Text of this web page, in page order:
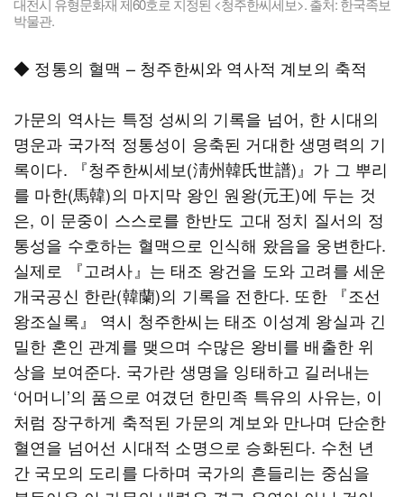
대전시 유형문화재 제60호로 지정된 <청주한씨세보>. 출처: 한국족보
박물관.
◆ 정통의 혈맥 – 청주한씨와 역사적 계보의 축적
가문의 역사는 특정 성씨의 기록을 넘어, 한 시대의
명운과 국가적 정통성이 응축된 거대한 생명력의 기
록이다. 『청주한씨세보(淸州韓氏世譜)』가 그 뿌리
를 마한(馬韓)의 마지막 왕인 원왕(元王)에 두는 것
은, 이 문중이 스스로를 한반도 고대 정치 질서의 정
통성을 수호하는 혈맥으로 인식해 왔음을 웅변한다.
실제로 『고려사』는 태조 왕건을 도와 고려를 세운
개국공신 한란(韓蘭)의 기록을 전한다. 또한 『조선
왕조실록』 역시 청주한씨는 태조 이성계 왕실과 긴
밀한 혼인 관계를 맺으며 수많은 왕비를 배출한 위
상을 보여준다. 국가란 생명을 잉태하고 길러내는
‘어머니’의 품으로 여겼던 한민족 특유의 사유는, 이
처럼 장구하게 축적된 가문의 계보와 만나며 단순한
혈연을 넘어선 시대적 소명으로 승화된다. 수천 년
간 국모의 도리를 다하며 국가의 흔들리는 중심을